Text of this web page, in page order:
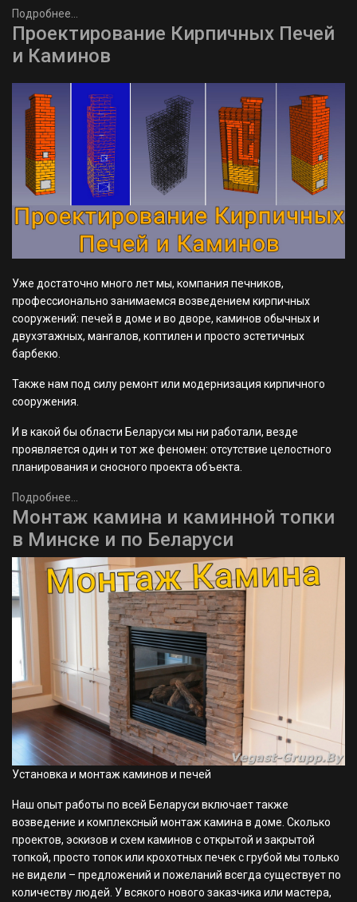
Подробнее...
Проектирование Кирпичных Печей
и Каминов
Уже достаточно много лет мы, компания печников,
профессионально занимаемся возведением кирпичных
сооружений: печей в доме и во дворе, каминов обычных и
двухэтажных, мангалов, коптилен и просто эстетичных
барбекю.
Также нам под силу ремонт или модернизация кирпичного
сооружения.
И в какой бы области Беларуси мы ни работали, везде
проявляется один и тот же феномен: отсутствие целостного
планирования и сносного проекта объекта.
Подробнее...
Монтаж камина и каминной топки
в Минске и по Беларуси
Установка и монтаж каминов и печей
Наш опыт работы по всей Беларуси включает также
возведение и комплексный монтаж камина в доме. Сколько
проектов, эскизов и схем каминов с открытой и закрытой
топкой, просто топок или крохотных печек с грубой мы только
не видели – предложений и пожеланий всегда существует по
количеству людей. У всякого нового заказчика или мастера,